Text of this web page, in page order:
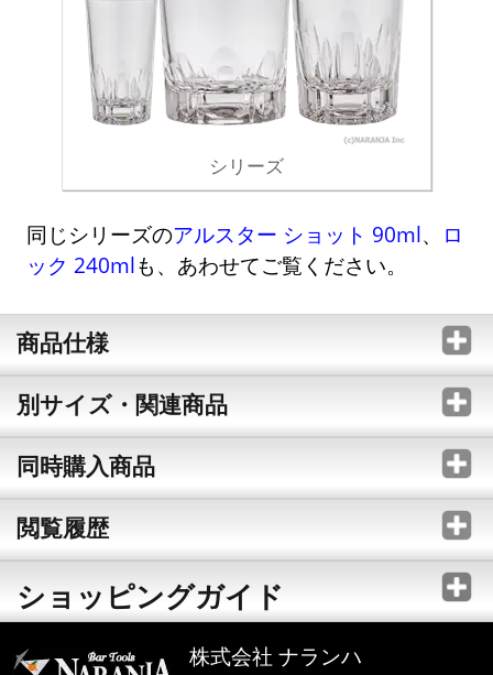
シリーズ
同じシリーズのアルスター ショット 90ml、
ロ
ック 240mlも、あわせてご覧ください。
商品仕様
別サイズ・関連商品
同時購入商品
閲覧履歴
ショッピングガイド
株式会社 ナランハ